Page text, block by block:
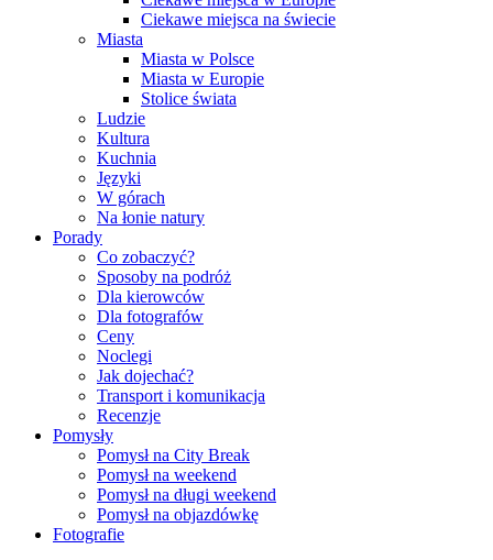
Ciekawe miejsca na świecie
Miasta
Miasta w Polsce
Miasta w Europie
Stolice świata
Ludzie
Kultura
Kuchnia
Języki
W górach
Na łonie natury
Porady
Co zobaczyć?
Sposoby na podróż
Dla kierowców
Dla fotografów
Ceny
Noclegi
Jak dojechać?
Transport i komunikacja
Recenzje
Pomysły
Pomysł na City Break
Pomysł na weekend
Pomysł na długi weekend
Pomysł na objazdówkę
Fotografie